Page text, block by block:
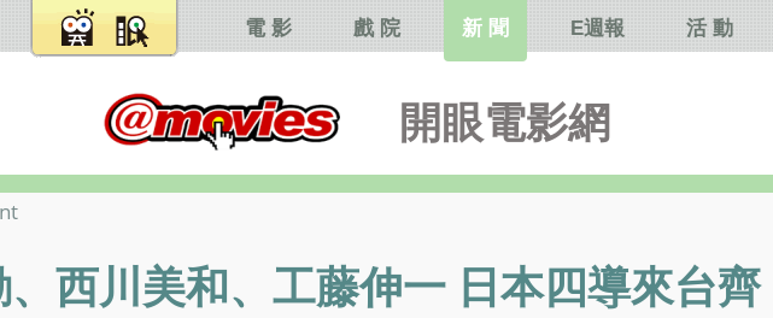
開眼電影網
電 影 戲 院 新 聞 E週報 活 動
、西川美和、工藤伸一 日本四導來台齊